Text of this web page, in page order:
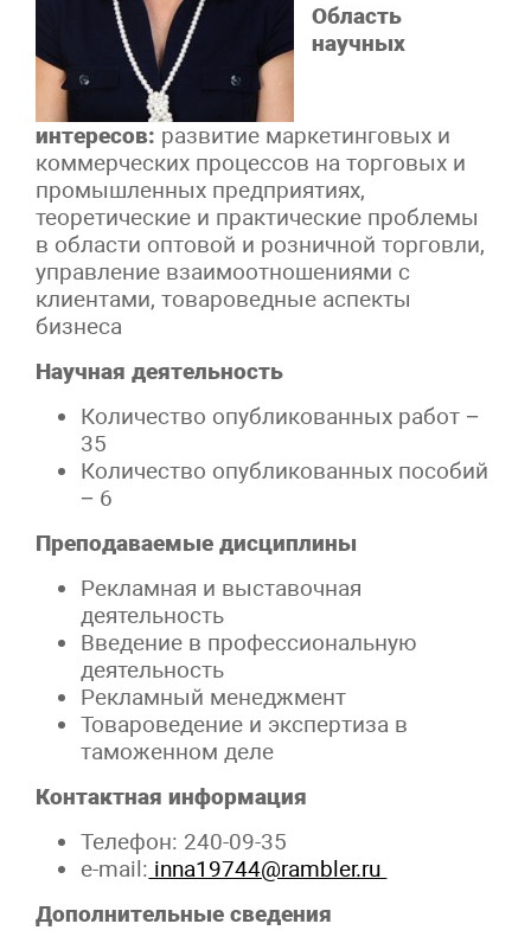
Область
научных
интересов: развитие маркетинговых и
коммерческих процессов на торговых и
промышленных предприятиях,
теоретические и практические проблемы
в области оптовой и розничной торговли,
управление взаимоотношениями с
клиентами, товароведные аспекты
бизнеса
Научная деятельность
Количество опубликованных работ −
35
Количество опубликованных пособий
− 6
Преподаваемые дисциплины
Рекламная и выставочная
деятельность
Введение в профессиональную
деятельность
Рекламный менеджмент
Товароведение и экспертиза в
таможенном деле
Контактная информация
Телефон: 240-09-35
e-mail: inna19744@rambler.ru
Дополнительные сведения